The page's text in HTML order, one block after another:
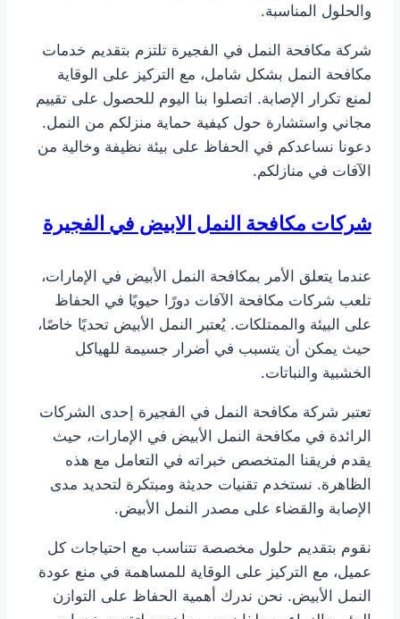
والحلول المناسبة.
شركة مكافحة النمل في الفجيرة تلتزم بتقديم خدمات
مكافحة النمل بشكل شامل، مع التركيز على الوقاية
لمنع تكرار الإصابة. اتصلوا بنا اليوم للحصول على تقييم
مجاني واستشارة حول كيفية حماية منزلكم من النمل.
دعونا نساعدكم في الحفاظ على بيئة نظيفة وخالية من
الآفات في منازلكم.
شركات مكافحة النمل الابيض في الفجيرة
عندما يتعلق الأمر بمكافحة النمل الأبيض في الإمارات،
تلعب شركات مكافحة الآفات دورًا حيويًا في الحفاظ
على البيئة والممتلكات. يُعتبر النمل الأبيض تحديًا خاصًا،
حيث يمكن أن يتسبب في أضرار جسيمة للهياكل
الخشبية والنباتات.
تعتبر شركة مكافحة النمل في الفجيرة إحدى الشركات
الرائدة في مكافحة النمل الأبيض في الإمارات، حيث
يقدم فريقنا المتخصص خبراته في التعامل مع هذه
الظاهرة. نستخدم تقنيات حديثة ومبتكرة لتحديد مدى
الإصابة والقضاء على مصدر النمل الأبيض.
نقوم بتقديم حلول مخصصة تتناسب مع احتياجات كل
عميل، مع التركيز على الوقاية للمساهمة في منع عودة
النمل الأبيض. نحن ندرك أهمية الحفاظ على التوازن